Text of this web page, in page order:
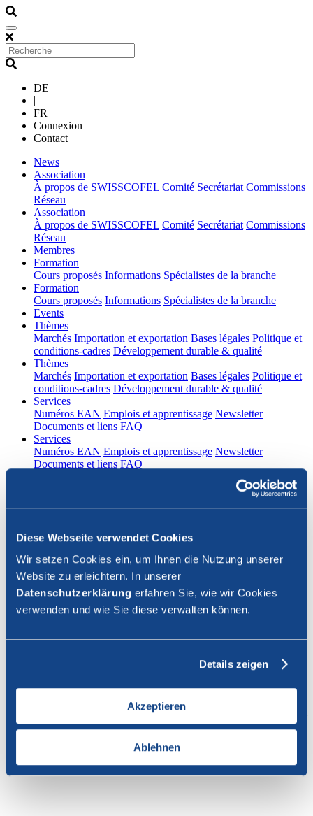
Diese Webseite verwendet Cookies
Wir setzen Cookies ein, um Ihnen die Nutzung unserer
Website zu erleichtern. In unserer
Datenschutzerklärung erfahren Sie, wie wir Cookies
verwenden und wie Sie diese verwalten können.
Details zeigen
Akzeptieren
Ablehnen
DE
|
FR
Connexion
Contact
News(current)
Association
À propos de SWISSCOFEL Comité Secrétariat Commissions
Réseau
Association
À propos de SWISSCOFEL Comité Secrétariat Commissions
Réseau
Membres(current)
Formation
Cours proposés Informations Spécialistes de la branche
Formation
Cours proposés Informations Spécialistes de la branche
Events(current)
Thèmes(current)
Marchés Importation et exportation Bases légales Politique et
conditions-cadres Développement durable & qualité
Thèmes(current)
Marchés Importation et exportation Bases légales Politique et
conditions-cadres Développement durable & qualité
Services(current)
Numéros EAN Emplois et apprentissage Newsletter
Documents et liens FAQ
Services(current)
Numéros EAN Emplois et apprentissage Newsletter
Documents et liens FAQ
FR
Connexion
Fermer la recherche
En tant que membre de SWISSCOFEL, vous pouvez vous
connecter avec votre nom d'utilisateur et le mot de passe pour
accéder au contenu de cette page.
Si vous n'avez pas encore d'accès, vous pouvez demander par e-mail
votre login personnel ausecrétariat.